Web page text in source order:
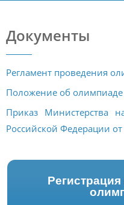
Документы
Регламент проведения
Положение об олимпиаде
Приказ Министерства
Российской Федерации
Регистрация